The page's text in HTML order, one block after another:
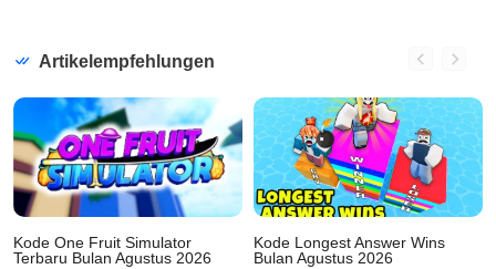
Artikelempfehlungen
Kode One Fruit Simulator
Terbaru Bulan Agustus 2026
Kode Longest Answer Wins
Bulan Agustus 2026